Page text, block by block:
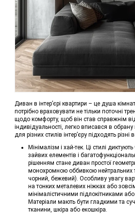
Диван в інтер’єрі квартири – це душа
потрібно враховувати не тільки поточні
щодо комфорту, щоб він став справжнім
індивідуальності, легко вписався в
для різних стилів інтер’єру підходять різні
Мінімалізм і хай-тек. Ці стилі диктують
зайвих елементів і
рішенням стане диван простої
монохромною оббивкою нейтральних
чорний, бежевий). Особливу увагу
на тонких металевих ніжках або
мінімалістичними підлокітниками або
Матеріали мають бути гладкими та
тканини, шкіра або екошкіра.